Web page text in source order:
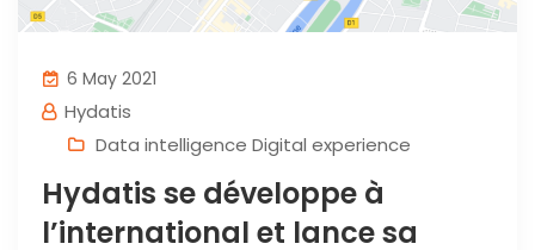
6 May 2021
Hydatis
Data intelligence Digital experience
Hydatis se développe à
l’international et lance sa